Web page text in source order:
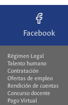
Facebook
Régimen Legal
Talento humano
Contratación
Ofertas de empleo
Rendición de cuentas
Concurso docente
Pago Virtual